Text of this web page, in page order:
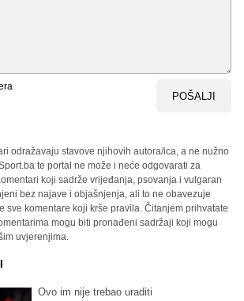
POŠALJI
odražavaju stavove njihovih autora/ica, a ne nužno
te portal ne može i neće odgovarati za
koji sadrže vrijeđanja, psovanja i vulgaran
bez najave i objašnjenja, ali to ne obavezuje
sve komentare koji krše pravila. Čitanjem prihvatate
mogu biti pronađeni sadržaji koji mogu
uvjerenjima.
Ovo im nije trebao uraditi